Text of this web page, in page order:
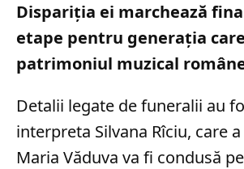
Dispariția ei marchează
etape pentru generația
patrimoniul muzical
Detalii legate de funeralii au
interpreta Silvana Rîciu, care
Maria Văduva va fi condusă